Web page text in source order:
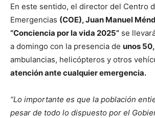
En este sentido, el director del Centro
Emergencias (COE), Juan Manuel
“Conciencia por la vida 2025” se
a domingo con la presencia de unos
ambulancias, helicópteros y otros
atención ante cualquier emergencia.
“Lo importante es que la población
pesar de todo lo dispuesto por el